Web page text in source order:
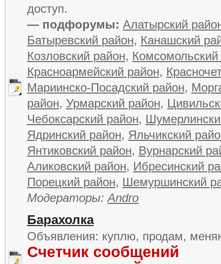
доступ.
— подфорумы: Алатырский
Батыревский район, Канашский
Козловский район, Комсомольский
Красноармейский район,
Мариинско-Посадский район,
район, Урмарский район,
Чебоксарский район,
Ядринский район, Яльчикский
Янтиковский район, Вурнарский
Аликовский район, Ибресинский
Порецкий район, Шемуршинский
Модераторы:Andro
Барахолка
Объявления: куплю, продам,
Счетчик сообщений